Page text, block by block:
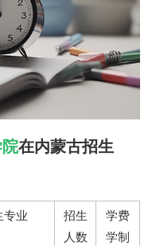
在内蒙古招生
专业
招生
人数
学费
学制